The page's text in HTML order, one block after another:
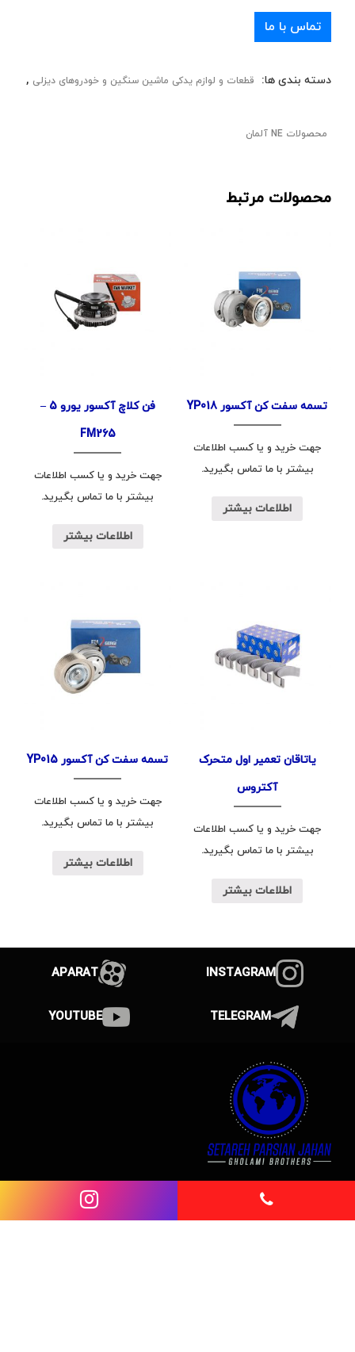
تماس با ما
دسته بندی ها: قطعات و لوازم یدکی ماشین سنگین و خودروهای دیزلی ,
محصولات NE آلمان
محصولات مرتبط
تسمه سفت کن آکسور YP018
جهت خرید و یا کسب اطلاعات
بیشتر با ما تماس بگیرید.
اطلاعات بیشتر
فن کلاچ آکسور یورو 5 –
FM265
جهت خرید و یا کسب اطلاعات
بیشتر با ما تماس بگیرید.
اطلاعات بیشتر
یاتاقان تعمیر اول متحرک
آکتروس
جهت خرید و یا کسب اطلاعات
بیشتر با ما تماس بگیرید.
اطلاعات بیشتر
تسمه سفت کن آکسور YP015
جهت خرید و یا کسب اطلاعات
بیشتر با ما تماس بگیرید.
اطلاعات بیشتر
INSTAGRAM
APARAT
TELEGRAM
YOUTUBE